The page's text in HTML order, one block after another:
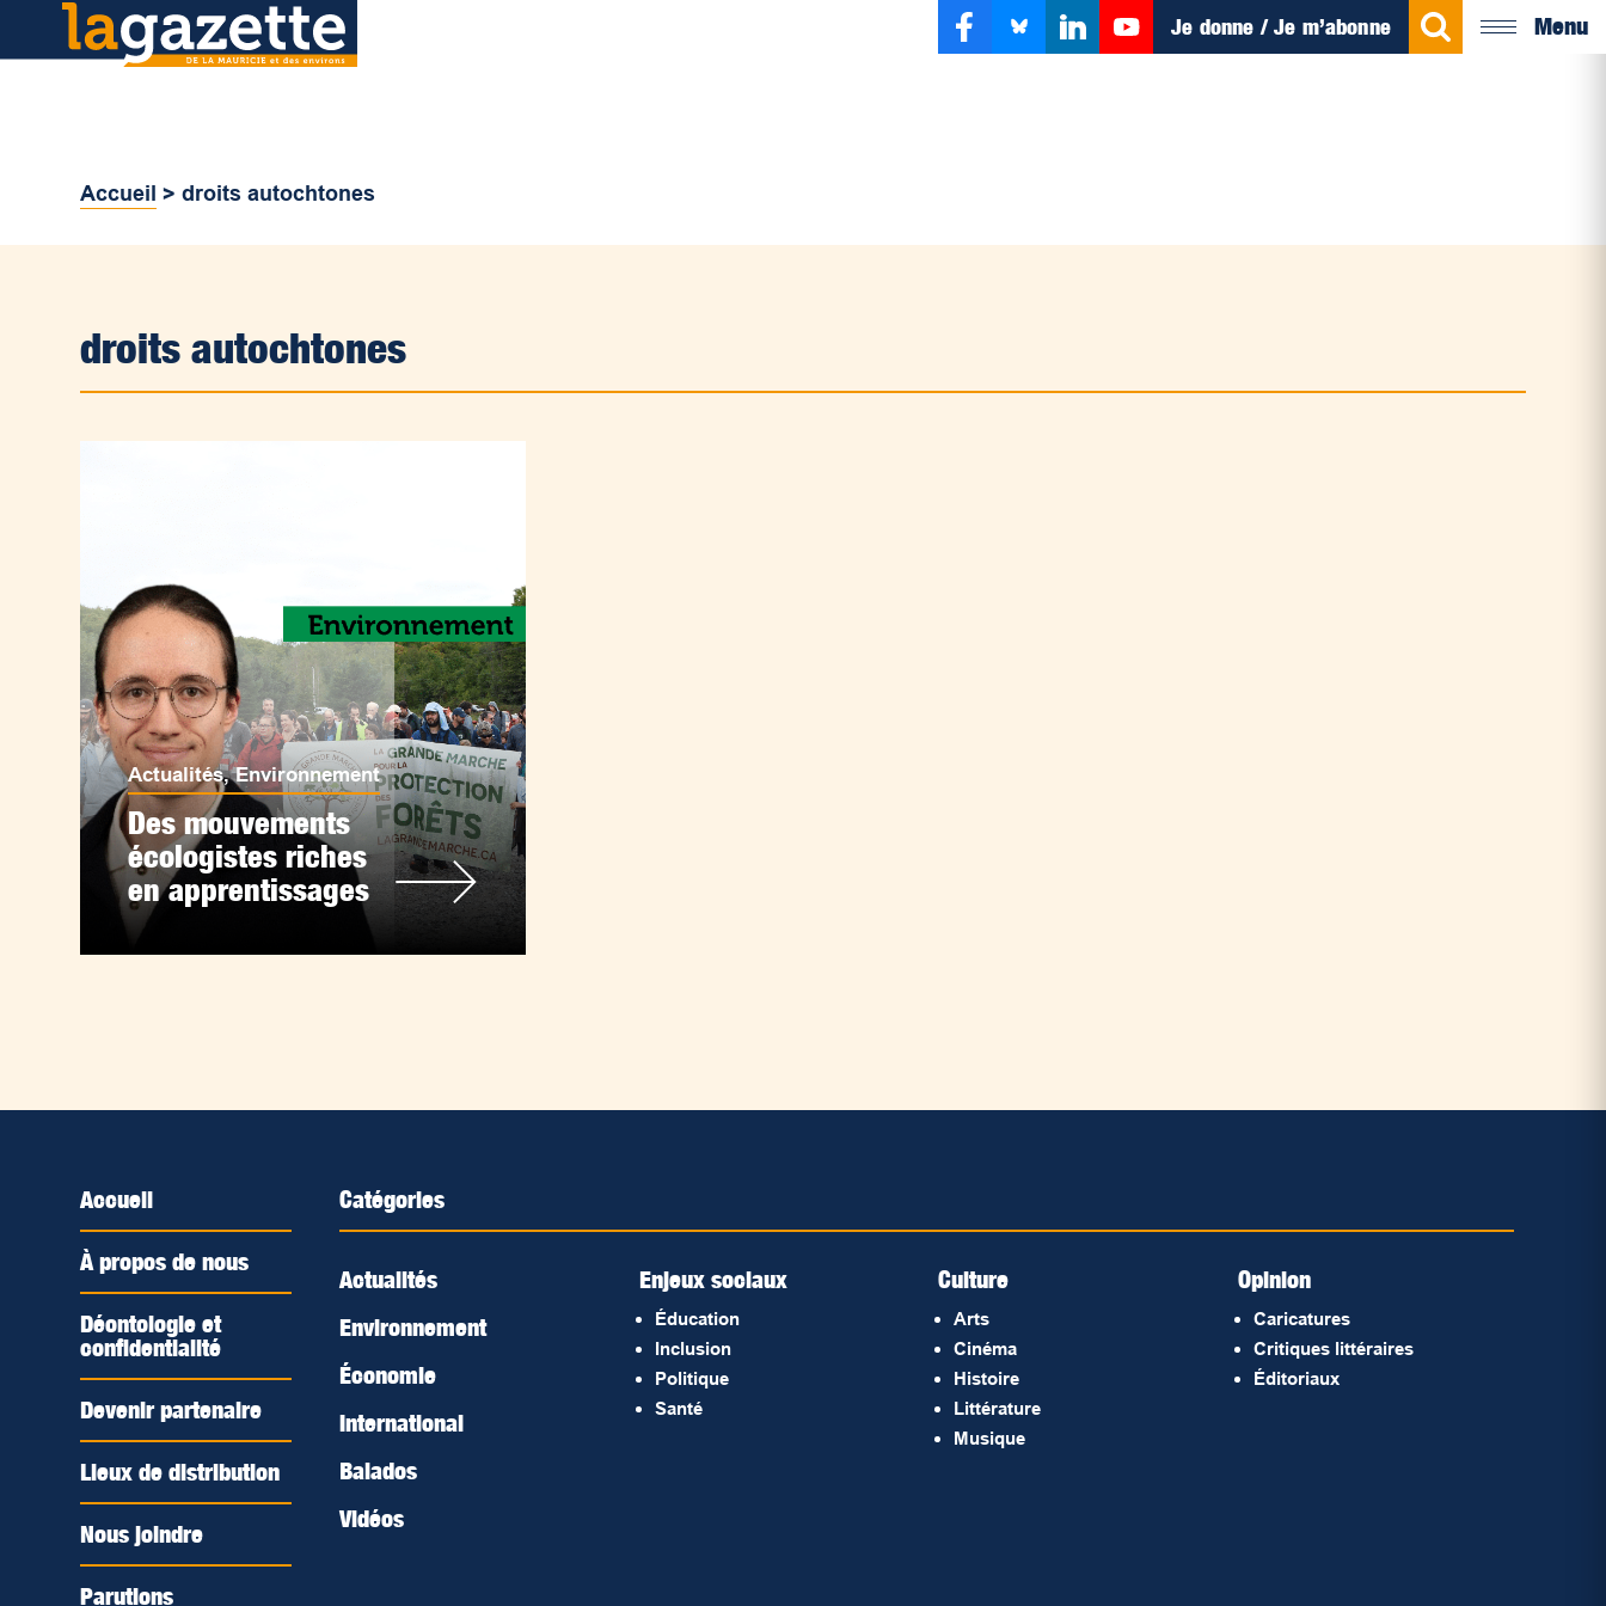
Je donne / Je m’abonne Menu
Accueil >droits autochtones
droits autochtones
Actualités,Environnement
Des mouvements
écologistes riches
en apprentissages
Accueil
À propos de nous
Déontologie et
confidentialité
Devenir partenaire
Lieux de distribution
Nous joindre
Parutions
Catégories
Actualités
Environnement
Économie
International
Balados
Vidéos
Enjeux sociaux
Éducation
Inclusion
Politique
Santé
Culture
Arts
Cinéma
Histoire
Littérature
Musique
Opinion
Caricatures
Critiques littéraires
Éditoriaux